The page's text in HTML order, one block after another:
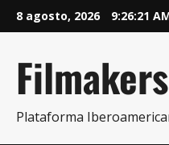
8 agosto, 2026 9:26:22
Plataforma